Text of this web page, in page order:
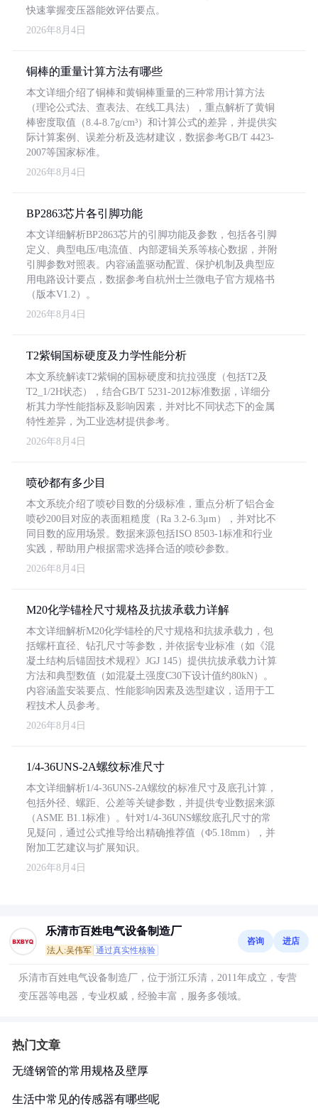
快速掌握变压器能效评估要点。
2026年8月4日
铜棒的重量计算方法有哪些
本文详细介绍了铜棒和黄铜棒重量的三种常用计算方法
（理论公式法、查表法、在线工具法），重点解析了黄铜
棒密度取值（8.4-8.7g/cm³）和计算公式的差异，并提供实
际计算案例、误差分析及选材建议，数据参考GB/T 4423-
2007等国家标准。
2026年8月4日
BP2863芯片各引脚功能
本文详细解析BP2863芯片的引脚功能及参数，包括各引脚
定义、典型电压/电流值、内部逻辑关系等核心数据，并附
引脚参数对照表。内容涵盖驱动配置、保护机制及典型应
用电路设计要点，数据参考自杭州士兰微电子官方规格书
（版本V1.2）。
2026年8月4日
T2紫铜国标硬度及力学性能分析
本文系统解读T2紫铜的国标硬度和抗拉强度（包括T2及
T2_1/2H状态），结合GB/T 5231-2012标准数据，详细分
析其力学性能指标及影响因素，并对比不同状态下的金属
特性差异，为工业选材提供参考。
2026年8月4日
喷砂都有多少目
本文系统介绍了喷砂目数的分级标准，重点分析了铝合金
喷砂200目对应的表面粗糙度（Ra 3.2-6.3μm），并对比不
同目数的应用场景。数据来源包括ISO 8503-1标准和行业
实践，帮助用户根据需求选择合适的喷砂参数。
2026年8月4日
M20化学锚栓尺寸规格及抗拔承载力详解
本文详细解析M20化学锚栓的尺寸规格和抗拔承载力，包
括螺杆直径、钻孔尺寸等参数，并依据专业标准（如《混
凝土结构后锚固技术规程》JGJ 145）提供抗拔承载力计算
方法和典型数值（如混凝土强度C30下设计值约80kN）。
内容涵盖安装要点、性能影响因素及选型建议，适用于工
程技术人员参考。
2026年8月4日
1/4-36UNS-2A螺纹标准尺寸
本文详细解析1/4-36UNS-2A螺纹的标准尺寸及底孔计算，
包括外径、螺距、公差等关键参数，并提供专业数据来源
（ASME B1.1标准）。针对1/4-36UNS螺纹底孔尺寸的常
见疑问，通过公式推导给出精确推荐值（Φ5.18mm），并
附加工艺建议与扩展知识。
2026年8月4日
乐清市百姓电气设备制造厂
法人:吴伟军 通过真实性核验
咨询 进店
乐清市百姓电气设备制造厂，位于浙江乐清，2011年成立，专营
变压器等电器，专业权威，经验丰富，服务多领域。
热门文章
无缝钢管的常用规格及壁厚
生活中常见的传感器有哪些呢